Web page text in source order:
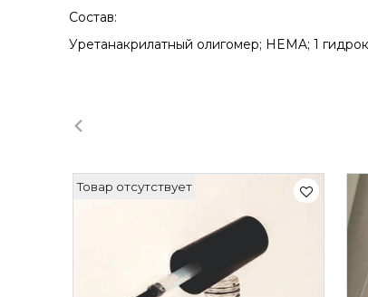
Состав:
Уретанакрилатный олигомер; HEMA; 1
Товар отсутствует